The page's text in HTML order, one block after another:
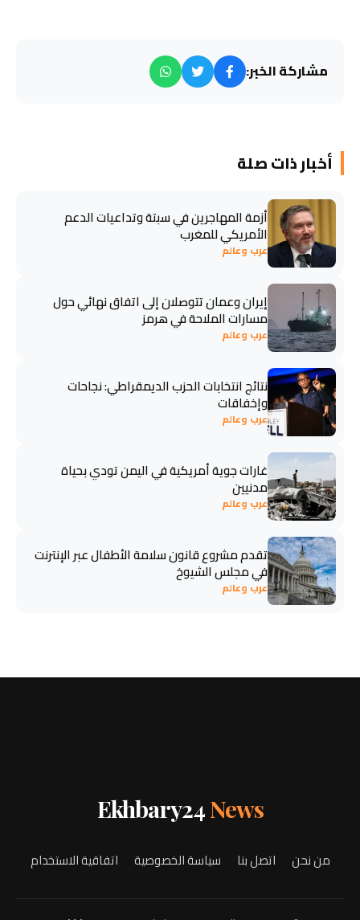
مشاركة الخبر:
أخبار ذات صلة
أزمة المهاجرين في سبتة وتداعيات الدعم
الأمريكي للمغرب
عرب وعالم
إيران وعمان تتوصلان إلى اتفاق نهائي حول
مسارات الملاحة في هرمز
عرب وعالم
نتائج انتخابات الحزب الديمقراطي: نجاحات
وإخفاقات
عرب وعالم
غارات جوية أمريكية في اليمن تودي بحياة
مدنيين
عرب وعالم
تقدم مشروع قانون سلامة الأطفال عبر الإنترنت
في مجلس الشيوخ
عرب وعالم
Ekhbary24News
من نحن اتصل بنا سياسة الخصوصية اتفاقية الاستخدام